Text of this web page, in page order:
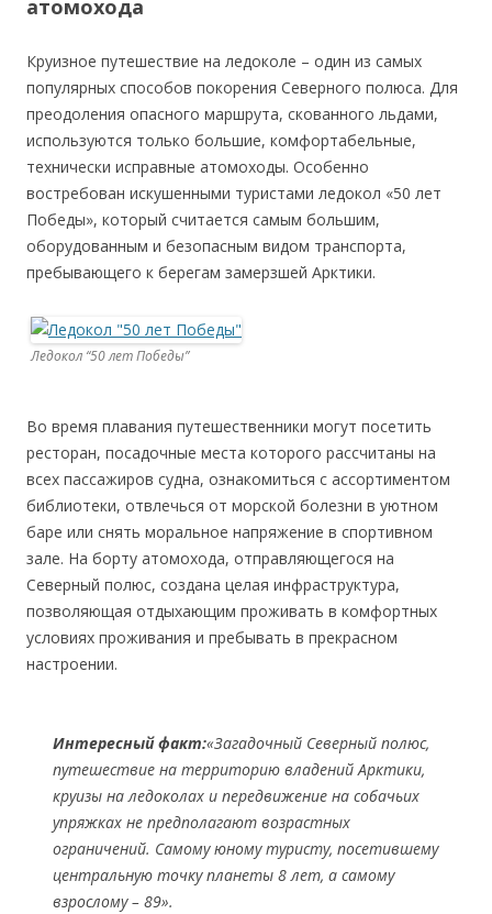
атомохода
Круизное путешествие на ледоколе – один из самых
популярных способов покорения Северного полюса. Для
преодоления опасного маршрута, скованного льдами,
используются только большие, комфортабельные,
технически исправные атомоходы. Особенно
востребован искушенными туристами ледокол «50 лет
Победы», который считается самым большим,
оборудованным и безопасным видом транспорта,
пребывающего к берегам замерзшей Арктики.
Ледокол “50 лет Победы”
Во время плавания путешественники могут посетить
ресторан, посадочные места которого рассчитаны на
всех пассажиров судна, ознакомиться с ассортиментом
библиотеки, отвлечься от морской болезни в уютном
баре или снять моральное напряжение в спортивном
зале. На борту атомохода, отправляющегося на
Северный полюс, создана целая инфраструктура,
позволяющая отдыхающим проживать в комфортных
условиях проживания и пребывать в прекрасном
настроении.
Интересный факт:«Загадочный Северный полюс,
путешествие на территорию владений Арктики,
круизы на ледоколах и передвижение на собачьих
упряжках не предполагают возрастных
ограничений. Самому юному туристу, посетившему
центральную точку планеты 8 лет, а самому
взрослому – 89».